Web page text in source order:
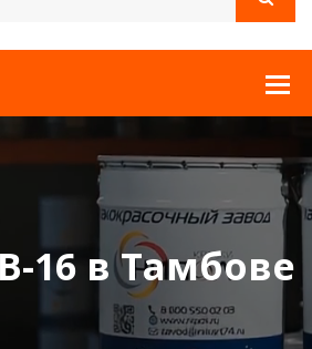
16 в Тамбове